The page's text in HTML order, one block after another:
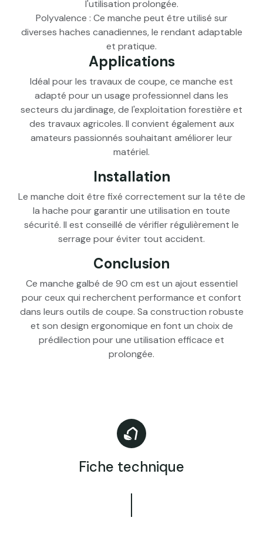
l'utilisation prolongée.
Polyvalence : Ce manche peut être utilisé sur
diverses haches canadiennes, le rendant adaptable
et pratique.
Applications
Idéal pour les travaux de coupe, ce manche est
adapté pour un usage professionnel dans les
secteurs du jardinage, de l'exploitation forestière et
des travaux agricoles. Il convient également aux
amateurs passionnés souhaitant améliorer leur
matériel.
Installation
Le manche doit être fixé correctement sur la tête de
la hache pour garantir une utilisation en toute
sécurité. Il est conseillé de vérifier régulièrement le
serrage pour éviter tout accident.
Conclusion
Ce manche galbé de 90 cm est un ajout essentiel
pour ceux qui recherchent performance et confort
dans leurs outils de coupe. Sa construction robuste
et son design ergonomique en font un choix de
prédilection pour une utilisation efficace et
prolongée.
Fiche technique